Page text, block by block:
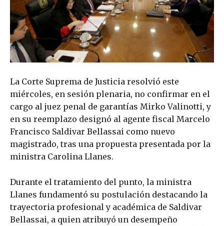
La Corte Suprema de Justicia resolvió este
miércoles, en sesión plenaria, no confirmar en el
cargo al juez penal de garantías Mirko Valinotti, y
en su reemplazo designó al agente fiscal Marcelo
Francisco Saldivar Bellassai como nuevo
magistrado, tras una propuesta presentada por la
ministra Carolina Llanes.
Durante el tratamiento del punto, la ministra
Llanes fundamentó su postulación destacando la
trayectoria profesional y académica de Saldivar
Bellassai, a quien atribuyó un desempeño